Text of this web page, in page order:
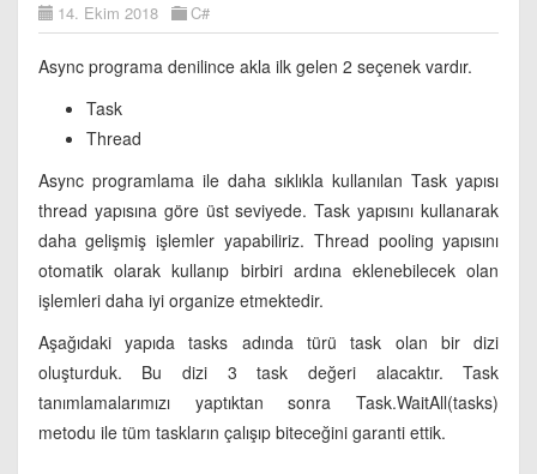
14. Ekim 2018 C#
Async programa denilince akla ilk gelen 2 seçenek vardır.
Task
Thread
Async programlama ile daha sıklıkla kullanılan Task yapısı
thread yapısına göre üst seviyede. Task yapısını kullanarak
daha gelişmiş işlemler yapabiliriz. Thread pooling yapısını
otomatik olarak kullanıp birbiri ardına eklenebilecek olan
işlemleri daha iyi organize etmektedir.
Aşağıdaki yapıda tasks adında türü task olan bir dizi
oluşturduk. Bu dizi 3 task değeri alacaktır. Task
tanımlamalarımızı yaptıktan sonra Task.WaitAll(tasks)
metodu ile tüm taskların çalışıp biteceğini garanti ettik.